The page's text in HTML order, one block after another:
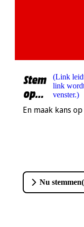
Stem
op
ons!
(Link
link
venster.)
En maak kans
Nu stemmen(